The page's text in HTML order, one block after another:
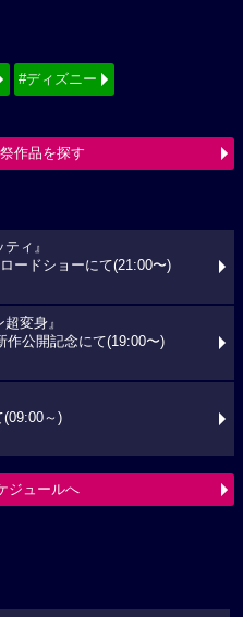
#ディズニー
作品を探す
ィ』
ードショーにて(21:00〜)
変身』
作公開記念にて(19:00〜)
(09:00～)
ジュールへ